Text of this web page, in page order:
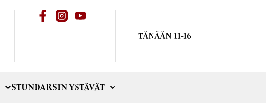
TÄNÄÄN 11-16
STUNDARSIN YSTÄVÄT